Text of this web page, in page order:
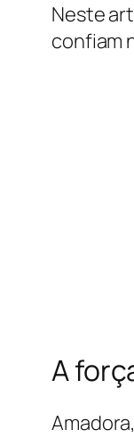
Neste
confiam
A